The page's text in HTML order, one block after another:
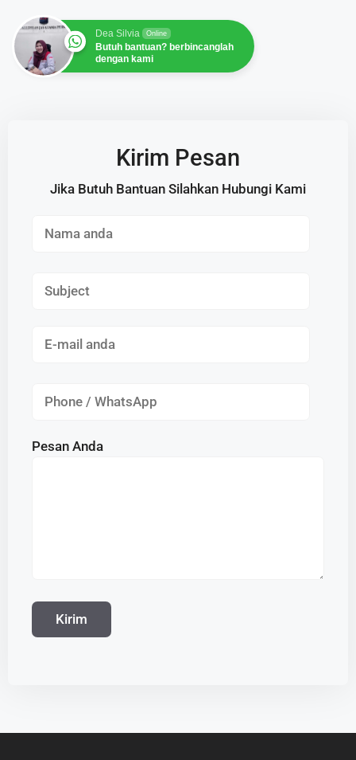
Dea Silvia Online
Butuh bantuan? berbincanglah
dengan kami
Kirim Pesan
Jika Butuh Bantuan Silahkan Hubungi Kami
Pesan Anda